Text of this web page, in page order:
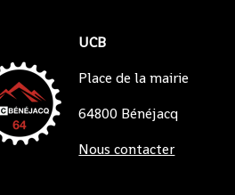
UCB
Place de la mairie
64800 Bénéjacq
Nous contacter